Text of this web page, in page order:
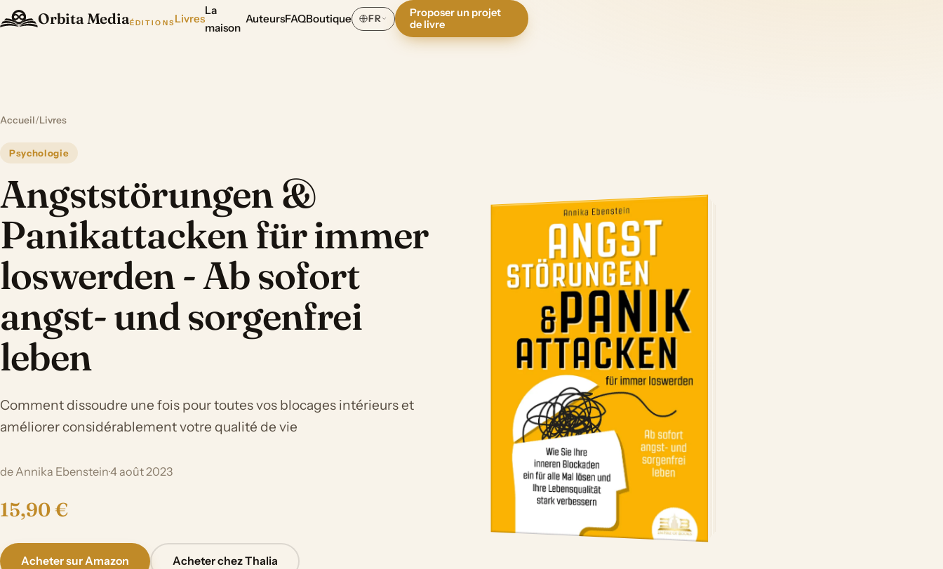
Orbita MediaÉDITIONS Livres
La
maison
AuteursFAQBoutique FR
Proposer un projet
de livre
Accueil/Livres
Psychologie
Angststörungen &
Panikattacken für immer
loswerden - Ab sofort
angst- und sorgenfrei
leben
Comment dissoudre une fois pour toutes vos blocages intérieurs et
améliorer considérablement votre qualité de vie
de Annika Ebenstein·4 août 2023
15,90 €
Acheter sur Amazon Acheter chez Thalia